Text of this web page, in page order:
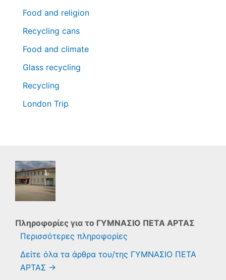
Food and religion
Recycling cans
Food and climate
Glass recycling
Recycling
London Trip
Πληροφορίες για το ΓΥΜΝΑΣΙΟ ΠΕΤΑ ΑΡΤΑΣ
Περισσότερες πληροφορίες
Δείτε όλα τα άρθρα του/της ΓΥΜΝΑΣΙΟ ΠΕΤΑ
ΑΡΤΑΣ →